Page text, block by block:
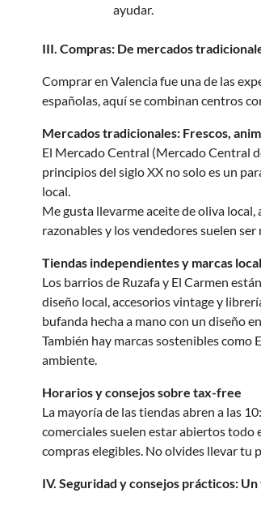
ayudar.
III. Compras: De mercados
Comprar en Valencia fue una de las
españolas, aquí se combinan centros
Mercados tradicionales: Frescos,
El Mercado Central (Mercado Central
principios del siglo XX no solo es un
local.
Me gusta llevarme aceite de oliva
razonables y los vendedores suelen
Tiendas independientes y marcas
Los barrios de Ruzafa y El Carmen
diseño local, accesorios vintage y
bufanda hecha a mano con un diseño
También hay marcas sostenibles como
ambiente.
Horarios y consejos sobre tax-free
La mayoría de las tiendas abren a las
comerciales suelen estar abiertos todo
compras elegibles. No olvides llevar tu
IV. Seguridad y consejos prácticos: